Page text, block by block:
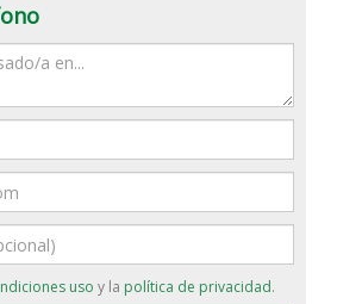
uso y la política de privacidad.